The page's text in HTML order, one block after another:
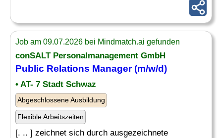
Job am 09.07.2026 bei Mindmatch.ai gefunden
conSALT Personalmanagement GmbH
Public Relations Manager(m/w/d)
• AT- 7 Stadt Schwaz
Abgeschlossene Ausbildung
Flexible Arbeitszeiten
[. .. ] zeichnet sich durch ausgezeichnete